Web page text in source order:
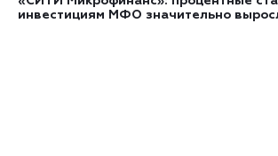
инвестициям МФО значительно